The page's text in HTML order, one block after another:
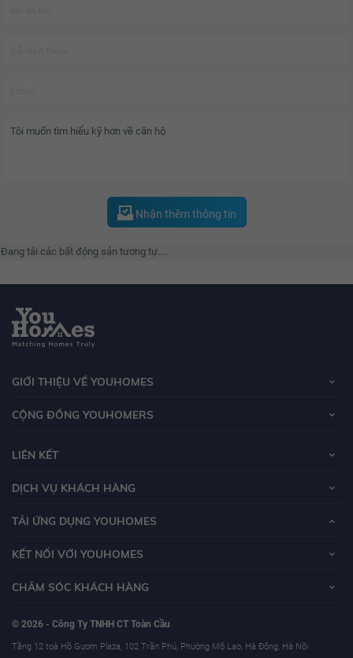
Nhận thêm thông tin
tải các bất động sản tương tự....
GIỚI THIỆU VỀ YOUHOMES
CỘNG ĐỒNG YOUHOMERS
LIÊN KẾT
DỊCH VỤ KHÁCH HÀNG
TẢI ỨNG DỤNG YOUHOMES
KẾT NỐI VỚI YOUHOMES
CHĂM SÓC KHÁCH HÀNG
© 2026 - Công Ty TNHH CT Toàn Cầu
Tầng 12 toà Hồ Gươm Plaza, 102 Trần Phú, Phường Mộ Lao, Hà Đông, Hà Nội